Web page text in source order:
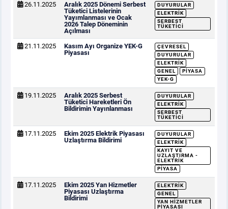
26.11.2025
Aralık 2025 Dönemi Serbest
Tüketici Listelerinin
Yayımlanması ve Ocak
2026 Talep Döneminin
Açılması
DUYURULAR
ELEKTRIK
SERBEST
TÜKETICI
21.11.2025
Kasım Ayı Organize YEK-G
Piyasası
ÇEVRESEL
DUYURULAR
ELEKTRIK
GENEL
PIYASA
YEK-G
19.11.2025
Aralık 2025 Serbest
Tüketici Hareketleri Ön
Bildirimin Yayınlanması
DUYURULAR
ELEKTRIK
SERBEST
TÜKETICI
17.11.2025
Ekim 2025 Elektrik Piyasası
Uzlaştırma Bildirimi
DUYURULAR
ELEKTRIK
KAYIT VE
UZLAŞTIRMA -
ELEKTRIK
PIYASA
17.11.2025
Ekim 2025 Yan Hizmetler
Piyasası Uzlaştırma
Bildirimi
ELEKTRIK
GENEL
YAN HIZMETLER
PIYASASI